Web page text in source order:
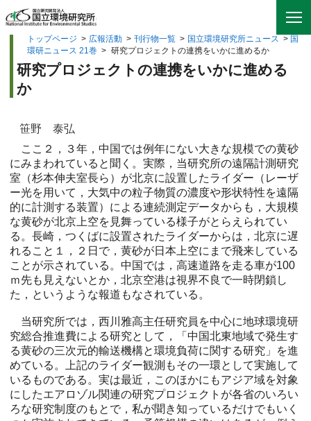
トップページ > 広報活動 > 刊行物一覧 > 国立環境研究所ニュース > 国
環研ニュース 21巻 > 研究プロジェクトの連携をいかに進めるか
研究プロジェクトの連携をいかに進める
か
笹野 泰弘
ここ２，３年，中国では例年にない大きな規模での黄砂
にみまわれていると聞く。実際，当研究所の遠隔計測研究
室（杉本伸夫室長ら）が北京に設置したライダー（レーザ
ー光を用いて，大気中の粒子物質の濃度や形状特性を遠隔
的に計測する装置）による連続測定データからも，大規模
な黄砂が北京上空を見舞っている様子がとらえられてい
る。長崎，つくばに設置されたライダーからは，北京に遅
れること１，２日で，黄砂が日本上空にまで飛来している
ことが示されている。中国では，高速道路を走る車が100
ｍ先も見えないとか，北京空港は視界不良で一時閉鎖し
た，というような報道もなされている。
当研究所では，西川雅高主任研究員を中心に地球環境研
究総合推進費による研究として，「中国北東地域で発生す
る黄砂の三次元的輸送機構と環境負荷に関する研究」を進
めている。上記のライダー観測もその一環として実施して
いるものである。実は最近，このほかにもアジア域を対象
にしたエアロゾル関連の研究プロジェクトが各省のいろい
ろな研究制度のもとで，私が聞き知っているだけでもいく